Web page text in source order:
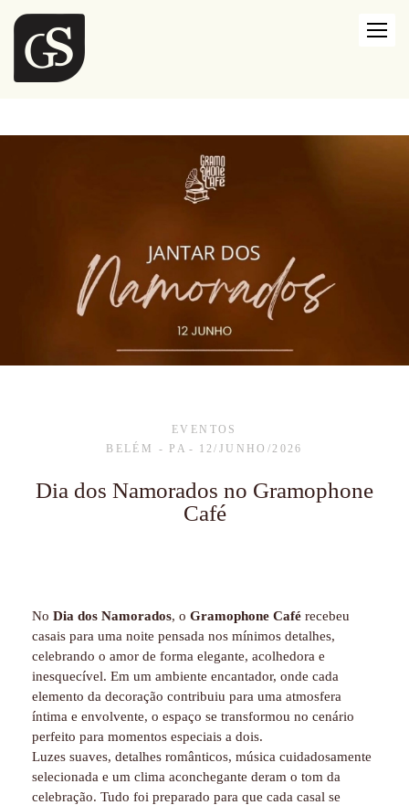
EVENTOS
BELÉM - PA
12/JUNHO/2026
Dia dos Namorados no Gramophone
Café
No Dia dos Namorados, o Gramophone Café recebeu
casais para uma noite pensada nos mínimos detalhes,
celebrando o amor de forma elegante, acolhedora e
inesquecível. Em um ambiente encantador, onde cada
elemento da decoração contribuiu para uma atmosfera
íntima e envolvente, o espaço se transformou no cenário
perfeito para momentos especiais a dois.
Luzes suaves, detalhes românticos, música cuidadosamente
selecionada e um clima aconchegante deram o tom da
celebração. Tudo foi preparado para que cada casal se